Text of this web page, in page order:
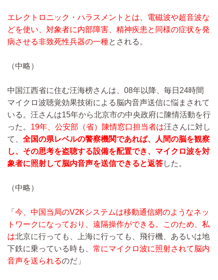
エレクトロニック・ハラスメントとは、電磁波や超音波な
どを使い、対象者に内部障害、精神疾患と同様の症状を発
病させる非致死性兵器の一種とされる。
（中略）
中国江西省に住む汪海榜さんは、08年以降、毎日24時間
マイクロ波聴覚効果技術による脳内音声送信に悩まされて
いる。汪さんは15年から北京市の中央政府に陳情活動を行
った。 19年、公安部（省）陳情窓口担当者は汪さんに対し
て、 全国の県レベルの警察機関であれば、人間の脳を観察
し、その思考を盗聴する設備を配置でき、マイクロ波を対
象者に照射して脳内音声を送信できると返答した。
（中略）
「 今、中国当局のV2Kシステムは移動通信網のようなネッ
トワークになっており、遠隔操作ができる。このため、私
は北京に行っても、上海に行っても、飛行機、あるいは地
下鉄に乗っている時も、 常にマイクロ波に照射されて脳内
音声を送られるのだ」